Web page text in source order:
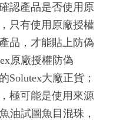
認產品是否使用原
只有使用原廠授權
品，才能貼上防偽
原廠授權防偽
Solutex大廠正貨；
極可能是使用來源
油試圖魚目混珠，